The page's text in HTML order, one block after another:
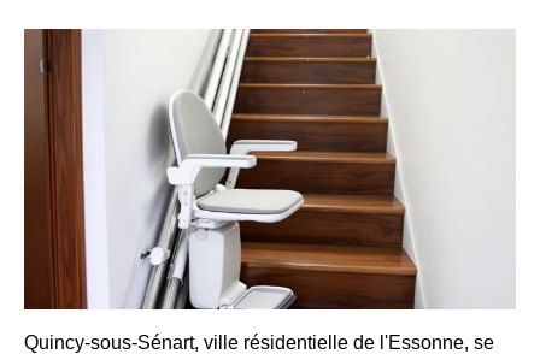
Quincy-sous-Sénart, ville résidentielle de l'Essonne, se